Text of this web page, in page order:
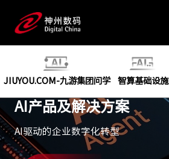
AI产品及解决方案
AI驱动的企业数字化转型
JIUYOU.COM-九游集团问学 智算基础设施